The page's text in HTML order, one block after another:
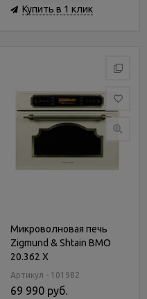
Купить в 1 клик
Микроволновая печь
Zigmund & Shtain BMO
20.362 X
Артикул - 101982
69 990 руб.